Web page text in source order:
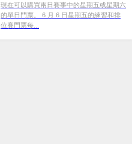
現在可以購買兩日賽事中的星期五或星期六
的單日門票。 6 月 6 日星期五的練習和排
位賽門票每...